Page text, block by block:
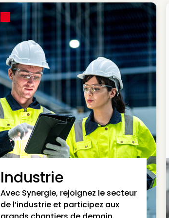
Industrie
Avec Synergie, rejoignez le secteur
de l’industrie et participez aux